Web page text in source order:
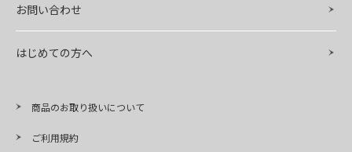
お問い合わせ
はじめての方へ
商品のお取り扱いについて
ご利用規約